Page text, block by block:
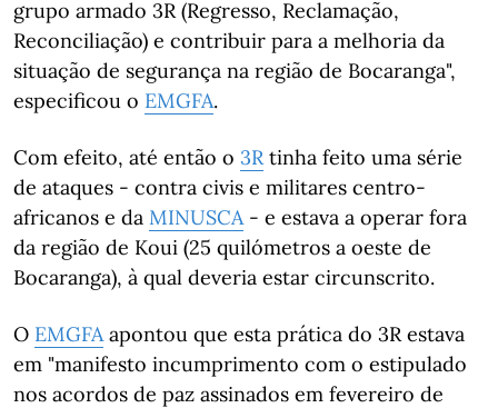
grupo armado 3R (Regresso, Reclamação,
Reconciliação) e contribuir para a melhoria da
situação de segurança na região de Bocaranga",
especificou o EMGFA.
Com efeito, até então o 3Rtinha feito uma série
de ataques - contra civis e militares centro-
africanos e da MINUSCA- e estava a operar fora
da região de Koui (25 quilómetros a oeste de
Bocaranga), à qual deveria estar circunscrito.
O EMGFAapontou que esta prática do 3R estava
em "manifesto incumprimento com o estipulado
nos acordos de paz assinados em fevereiro de